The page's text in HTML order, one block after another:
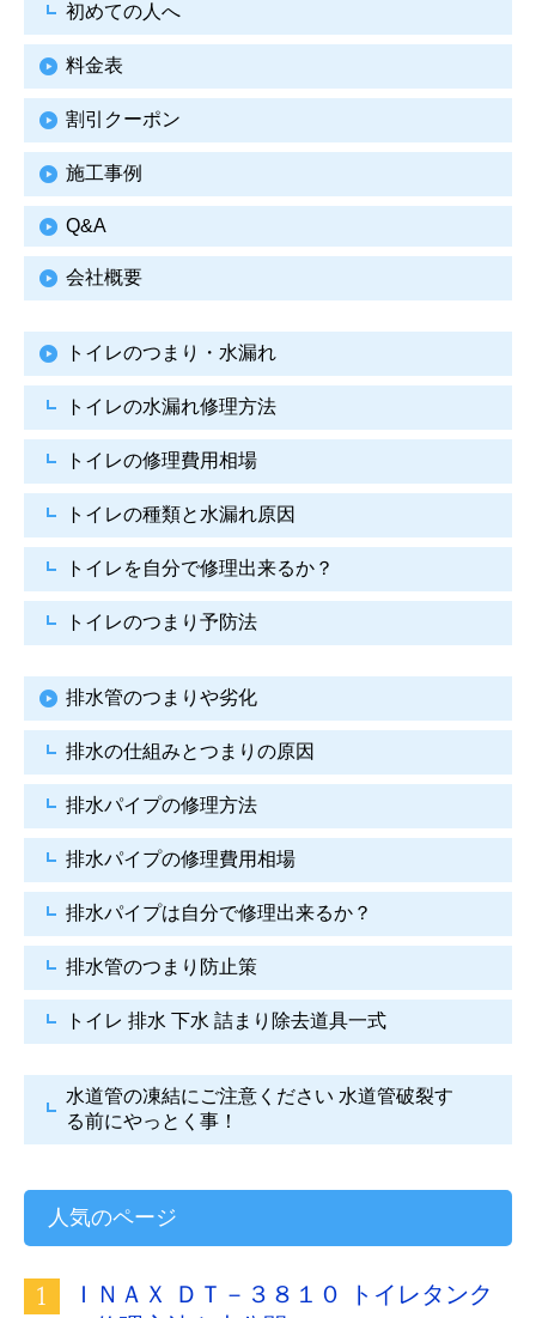
初めての人へ
料金表
割引クーポン
施工事例
Q&A
会社概要
トイレのつまり・水漏れ
トイレの水漏れ修理方法
トイレの修理費用相場
トイレの種類と水漏れ原因
トイレを自分で修理出来るか？
トイレのつまり予防法
排水管のつまりや劣化
排水の仕組みとつまりの原因
排水パイプの修理方法
排水パイプの修理費用相場
排水パイプは自分で修理出来るか？
排水管のつまり防止策
トイレ 排水 下水 詰まり除去道具一式
水道管の凍結にご注意ください 水道管破裂す
る前にやっとく事！
人気のページ
ＩＮＡＸ ＤＴ－３８１０ トイレタンク